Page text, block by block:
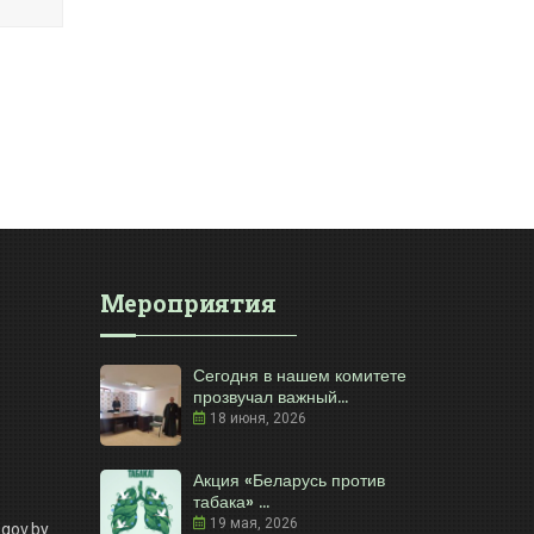
Мероприятия
Сегодня в нашем комитете
прозвучал важный...
18 июня, 2026
Акция «Беларусь против
табака» ...
19 мая, 2026